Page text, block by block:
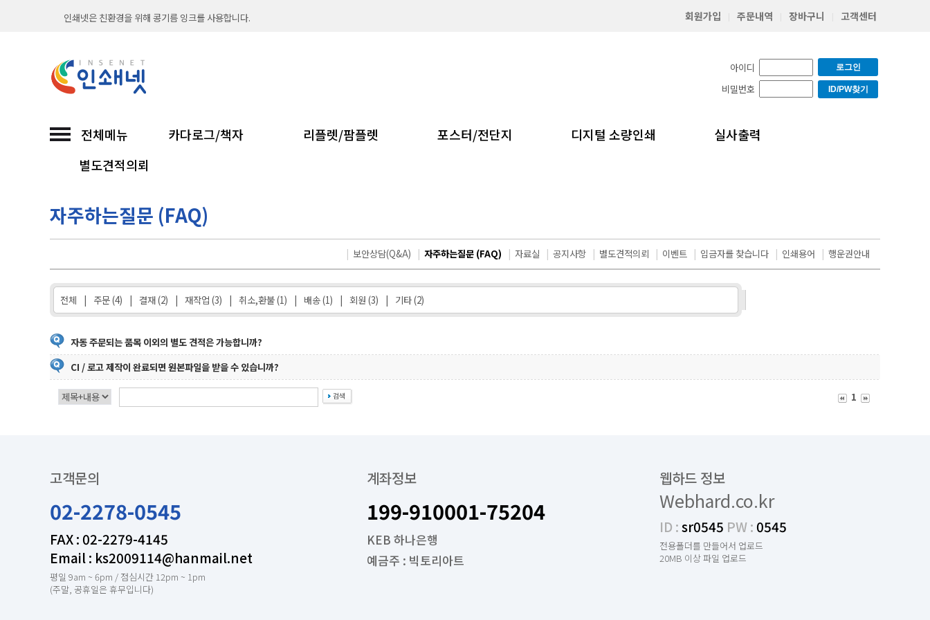
인쇄넷은 친환경을 위해 콩기름 잉크를 사용합니다.
직접 인쇄해서 납품까지 믿고 맡기는 인쇄넷...
인쇄넷 접수시 무통장입금은 입금확인후 진행합니다
인쇄넷은 친환경을 위해 콩기름 잉크를 사용합니다.
출력시스템과 옵셋 인쇄기를 보유하여 언제나 빠르고
직접 인쇄해서 납품까지 믿고 맡기는 인쇄넷...
친환경 소이프린팅과 함께합니다
인쇄넷 접수시 무통장입금은 입금확인후 진행합니다
회원가입 주문내역 장바구니 고객센터
아이디
비밀번호
로그인
ID/PW찾기
전체메뉴 카다로그/책자 리플렛/팜플렛 포스터/전단지 디지털 소량인쇄
실사출력
별도견적의뢰
자주하는질문 (FAQ)
| 보안상담(Q&A) | 자주하는질문 (FAQ) | 자료실 | 공지사항 | 별도견적의뢰 | 이벤트 | 입금자를 찾습니다 | 인쇄용어 | 행운권안내
전체 | 주문 (4) | 결재 (2) | 재작업 (3) | 취소,환불 (1) | 배송 (1) | 회원 (3) | 기타 (2)
자동 주문되는 품목 이외의 별도 견적은 가능합니까?
CI / 로고 제작이 완료되면 원본파일을 받을 수 있습니까?
1
고객문의
02-2278-0545
FAX : 02-2279-4145
Email : ks2009114@hanmail.net
평일 9am ~ 6pm / 점심시간 12pm ~ 1pm
(주말, 공휴일은 휴무입니다)
계좌정보
199-910001-75204
KEB 하나은행
예금주 : 빅토리아트
웹하드 정보
Webhard.co.kr
ID :sr0545 PW : 0545
전용폴더를 만들어서 업로드
20MB 이상 파일 업로드